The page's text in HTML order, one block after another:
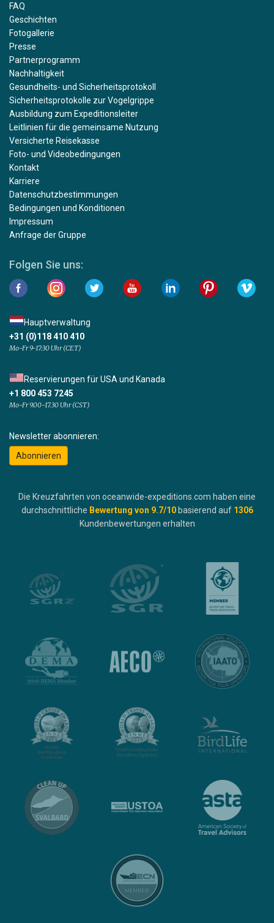
FAQ
Geschichten
Fotogallerie
Presse
Partnerprogramm
Nachhaltigkeit
Gesundheits- und Sicherheitsprotokoll
Sicherheitsprotokolle zur Vogelgrippe
Ausbildung zum Expeditionsleiter
Leitlinien für die gemeinsame Nutzung
Versicherte Reisekasse
Foto- und Videobedingungen
Kontakt
Karriere
Datenschutzbestimmungen
Bedingungen und Konditionen
Impressum
Anfrage der Gruppe
Folgen Sie uns:
Hauptverwaltung
+31 (0)118 410 410
Mo-Fr 9-17:30 Uhr (CET)
Reservierungen für USA und Kanada
+1 800 453 7245
Mo-Fr 9.00-17.30 Uhr (CST)
Newsletter abonnieren:
Abonnieren
Die Kreuzfahrten von oceanwide-expeditions.com haben eine
durchschnittliche Bewertung von 9.7/10 basierend auf 1306
Kundenbewertungen erhalten